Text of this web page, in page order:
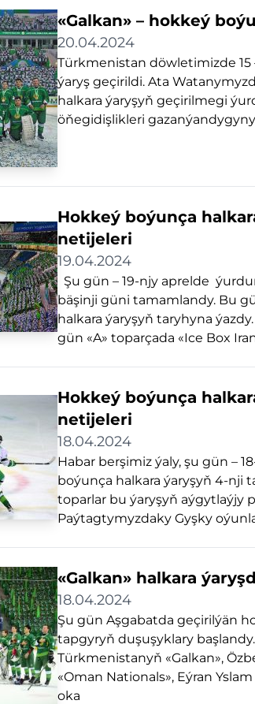
«Galkan» – hokkeý
20.04.2024
Türkmenistan döwletimizde
ýaryş geçirildi. Ata
halkara ýaryşyň geçirilmegi
öňegidişlikleri
Hokkeý boýunça
netijeleri
19.04.2024
Şu gün – 19-njy aprelde
bäşinji güni tamamlandy. Bu
halkara ýaryşyň taryhyna
gün «A» toparçada «Ice Box
Hokkeý boýunça
netijeleri
18.04.2024
Habar berşimiz ýaly, şu gün –
boýunça halkara ýaryşyň 4-nji
toparlar bu ýaryşyň aýgytlaýjy
Paýtagtymyzdaky Gyşky
«Galkan» halkara
18.04.2024
Şu gün Aşgabatda geçirilýän
tapgyryň duşuşyklary
Türkmenistanyň «Galkan»,
«Oman Nationals», Eýran
oka